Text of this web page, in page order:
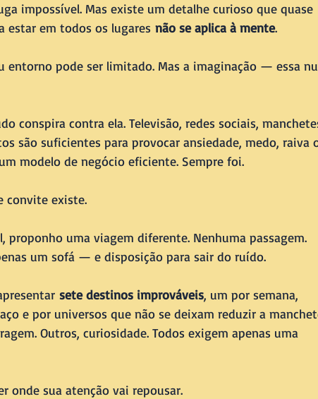
impossível. Mas existe um detalhe curioso que quase
estar em todos os lugares não se aplica à mente.
entorno pode ser limitado. Mas a imaginação — essa
conspira contra ela. Televisão, redes sociais,
são suficientes para provocar ansiedade, medo, raiva
modelo de negócio eficiente. Sempre foi.
convite existe.
proponho uma viagem diferente. Nenhuma passagem.
um sofá — e disposição para sair do ruído.
sete destinos improváveis, um por semana,
e por universos que não se deixam reduzir a
Outros, curiosidade. Todos exigem apenas uma
onde sua atenção vai repousar.